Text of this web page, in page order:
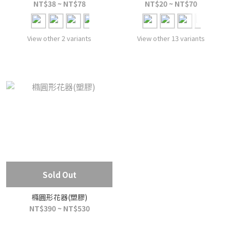
NT$38 ~ NT$78
View other 2 variants
NT$20 ~ NT$70
View other 13 variants
Sold Out
橢圓形花器(塑膠)
NT$390 ~ NT$530